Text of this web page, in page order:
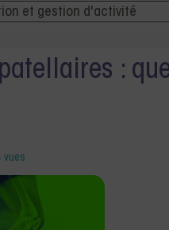
et gestion d'activité
:
vues